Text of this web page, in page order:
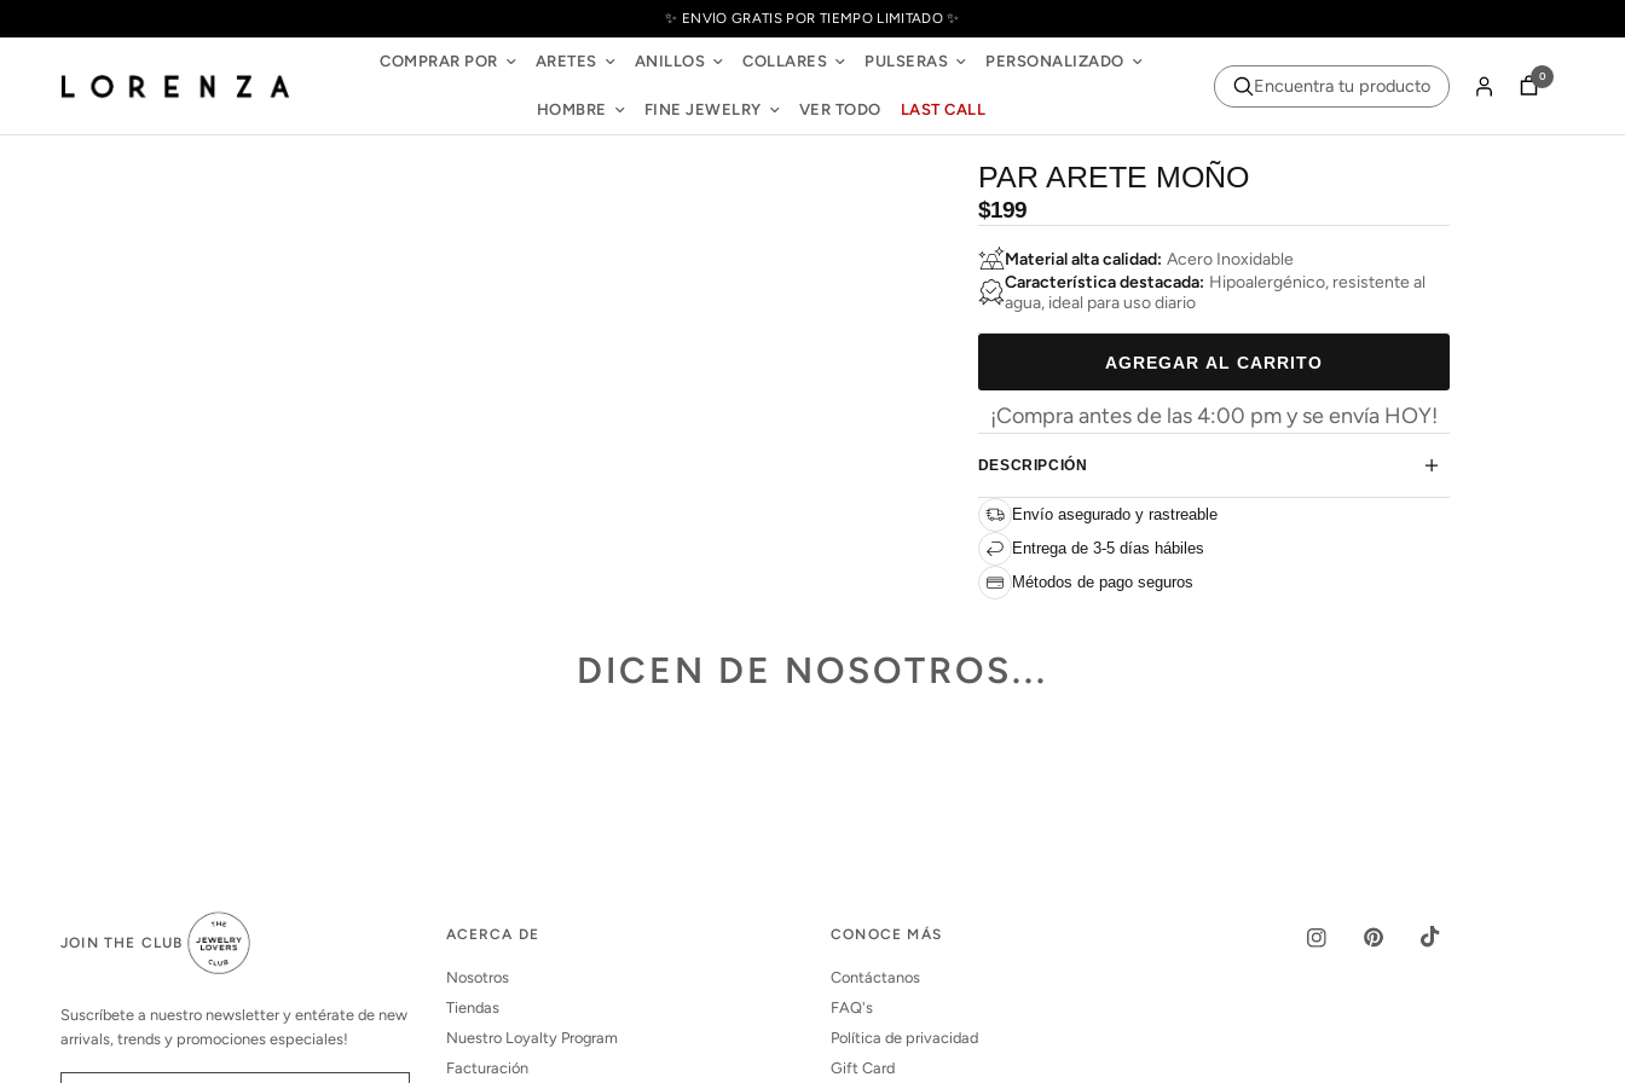
✨ ENVÍO GRATIS POR TIEMPO LIMITADO ✨
COMPRAR POR ARETES ANILLOS COLLARES PULSERAS PERSONALIZADO
HOMBRE FINE JEWELRY VER TODO LAST CALL
Encuentra tu producto 0
PAR ARETE MOÑO
Precio
habitual
$199
Material alta calidad: Acero Inoxidable
Característica destacada: Hipoalergénico, resistente al
agua, ideal para uso diario
AGREGAR AL CARRITO
¡Compra antes de las 4:00 pm y se envía HOY!
DESCRIPCIÓN
Envío asegurado y rastreable
Entrega de 3-5 días hábiles
Métodos de pago seguros
DICEN DE NOSOTROS...
JOIN THE CLUB
Suscríbete a nuestro newsletter y entérate de new
arrivals, trends y promociones especiales!
ACERCA DE
Nosotros
Tiendas
Nuestro Loyalty Program
Facturación
CONOCE MÁS
Contáctanos
FAQ's
Política de privacidad
Gift Card